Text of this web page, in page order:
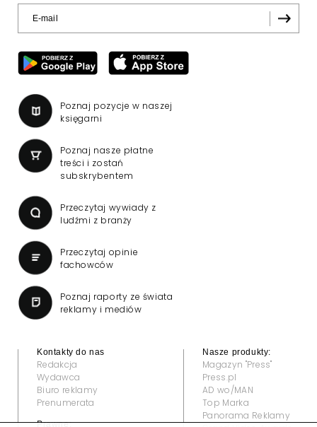
Poznaj pozycje w naszej
księgarni
Poznaj nasze płatne
treści i zostań
subskrybentem
Przeczytaj wywiady z
ludźmi z branży
Przeczytaj opinie
fachowców
Poznaj raporty ze świata
reklamy i mediów
Kontakty do nas
Redakcja
Wydawca
Biuro reklamy
Prenumerata
Prawne:
Nasze produkty:
Magazyn "Press"
Press.pl
AD wo/MAN
Top Marka
Panorama Reklamy